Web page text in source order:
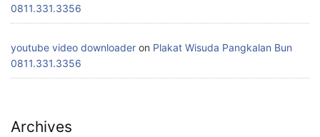
0811.331.3356
youtube video downloader on Plakat Wisuda Pangkalan Bun
0811.331.3356
Archives